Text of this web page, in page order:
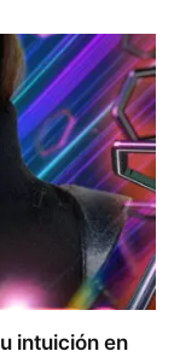
intuición en